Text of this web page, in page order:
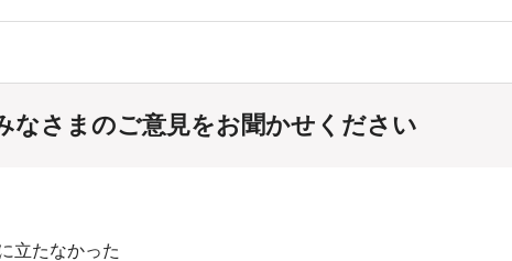
なさまのご意見をお聞かせください
立たなかった